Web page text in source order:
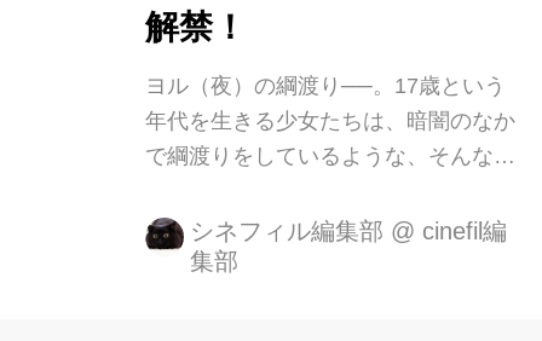
解禁！
ヨル（夜）の綱渡り──。17歳という
年代を生きる少女たちは、暗闇のなか
で綱渡りをしているような、そんな危
は、湊かなえ（原作）×主演・本田
翼、山本美月×監督・三島有紀子＝４
シネフィル編集部 @ cinefil編
集部